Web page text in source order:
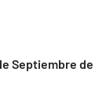
Septiembre de